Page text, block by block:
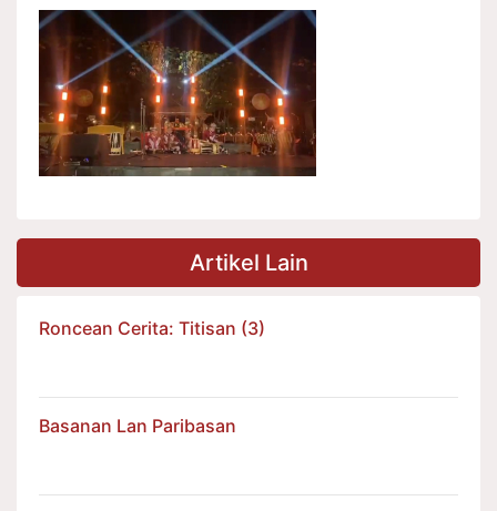
Artikel Lain
Roncean Cerita: Titisan (3)
Basanan Lan Paribasan